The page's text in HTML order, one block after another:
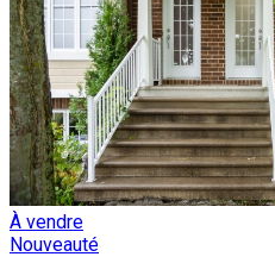
À vendre
Nouveauté